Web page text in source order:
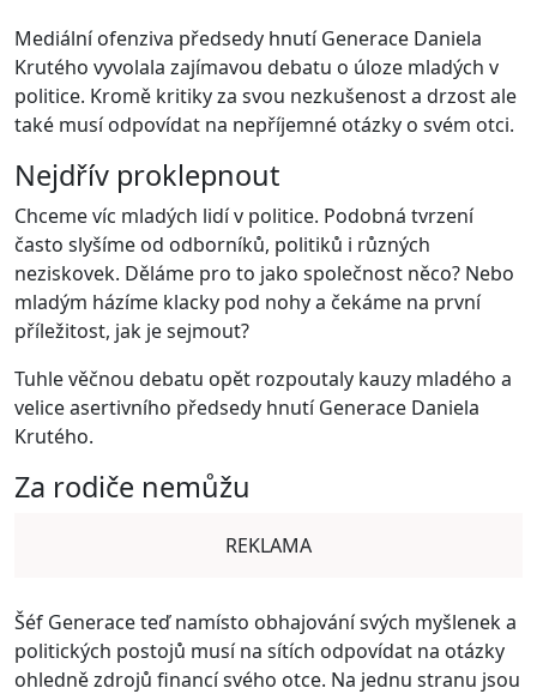
Mediální ofenziva předsedy hnutí Generace Daniela
Krutého vyvolala zajímavou debatu o úloze mladých v
politice. Kromě kritiky za svou nezkušenost a drzost ale
také musí odpovídat na nepříjemné otázky o svém otci.
Nejdřív proklepnout
Chceme víc mladých lidí v politice. Podobná tvrzení
často slyšíme od odborníků, politiků i různých
neziskovek. Děláme pro to jako společnost něco? Nebo
mladým házíme klacky pod nohy a čekáme na první
příležitost, jak je sejmout?
Tuhle věčnou debatu opět rozpoutaly kauzy mladého a
velice asertivního předsedy hnutí Generace Daniela
Krutého.
Za rodiče nemůžu
REKLAMA
Šéf Generace teď namísto obhajování svých myšlenek a
politických postojů musí na sítích odpovídat na otázky
ohledně zdrojů financí svého otce. Na jednu stranu jsou